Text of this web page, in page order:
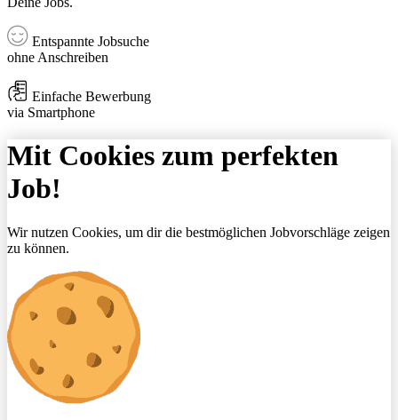
Entspannte Jobsuche
ohne Anschreiben
Einfache Bewerbung
via Smartphone
Mit Cookies zum perfekten
Job!
Wir nutzen Cookies, um dir die bestmöglichen Jobvorschläge zeigen
zu können.